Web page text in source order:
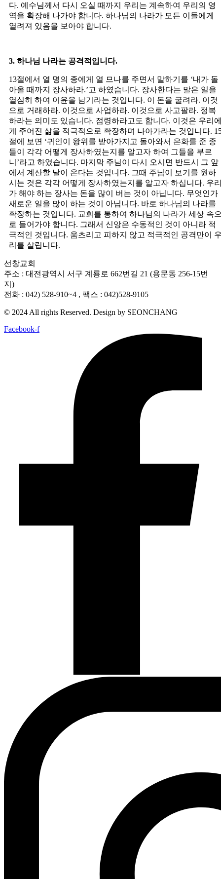
다. 예수님께서 다시 오실 때까지 우리는 계속하여 우리의 영
역을 확장해 나가야 합니다. 하나님의 나라가 모든 이들에게
열려져 있음을 보아야 합니다.
3. 하나님 나라는 공격적입니다.
13절에서 열 명의 종에게 열 므나를 주면서 말하기를 ‘내가 돌
아올 때까지 장사하라.’고 하였습니다. 장사한다는 말은 일을
열심히 하여 이윤을 남기라는 것입니다. 이 돈을 굴려라. 이것
으로 거래하라. 이것으로 사업하라. 이것으로 사고팔라. 정복
하라는 의미도 있습니다. 점령하라고도 합니다. 이것은 우리
게 주어진 삶을 적극적으로 확장하며 나아가라는 것입니다.
절에 보면 ‘귀인이 왕위를 받아가지고 돌아와서 은화를 준 종
들이 각각 어떻게 장사하였는지를 알고자 하여 그들을 부르
니’라고 하였습니다. 마지막 주님이 다시 오시면 반드시 그 앞
에서 계산할 날이 온다는 것입니다. 그때 주님이 보기를 원하
시는 것은 각각 어떻게 장사하였는지를 알고자 하십니다. 우
가 해야 하는 장사는 돈을 많이 버는 것이 아닙니다. 무엇인가
새로운 일을 많이 하는 것이 아닙니다. 바로 하나님의 나라를
확장하는 것입니다. 교회를 통하여 하나님의 나라가 세상 속
로 들어가야 합니다. 그래서 신앙은 수동적인 것이 아니라 적
극적인 것입니다. 움츠리고 피하지 않고 적극적인 공격만이
리를 살립니다.
선창교회
주소 : 대전광역시 서구 계룡로 662번길 21 (용문동 256-15번
지)
전화 : 042) 528-910~4 , 팩스 : 042)528-9105
© 2024 All rights Reserved. Design by SEONCHANG
Facebook-f